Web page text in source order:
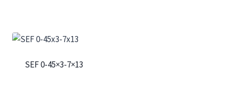
SEF 0-45×3-7×13